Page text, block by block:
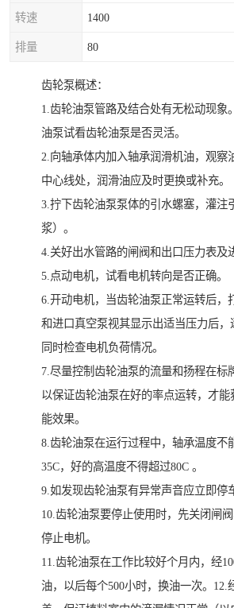
转速 1400
排量 80
齿轮泵概述：
1.齿轮油泵管路及结合处有无松动现象
油泵试看齿轮油泵是否灵活。
2.向轴承体内加入轴承润滑机油，观察
中心线处，润滑油应及时更换或补充。
3.拧下齿轮油泵泵体的引水螺塞，灌注
浆）。
4.关好出水管路的闸阀和出口压力表及
5.点动电机，试看电机转向是否正确。
6.开动电机，当齿轮油泵正常运转后，
和进口真空泵视其显示出适当压力后，
同时检查电机负荷情况。
7.尽量控制齿轮油泵的流量和扬程在标
以保证齿轮油泵在好的率点运转，才能
能效果。
8.齿轮油泵在运行过程中，轴承温度不
35C，好的高温度不得超过80C 。
9.如发现齿轮油泵有异常声音应立即停
10.齿轮油泵要停止使用时，先关闭闸
停止电机。
11.齿轮油泵在工作比较好个月内，经
油，以后每个500小时，换油一次。12.